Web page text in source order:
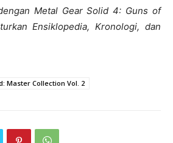
Metal Gear Solid 4: Guns of
Ensiklopedia, Kronologi, dan
Master Collection Vol. 2